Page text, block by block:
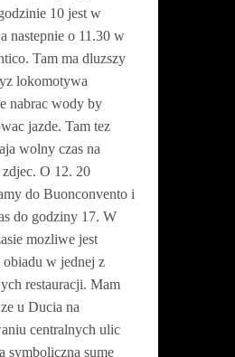
10 jest w
nastepnie o 11.30 w
Tam ma dluzszy
lokomotywa
nabrac wody by
jazde. Tam tez
wolny czas na
O 12. 20
do Buonconvento i
do godziny 17. W
mozliwe jest
obiadu w jednej z
restauracji. Mam
u Ducia na
centralnych ulic
symboliczna sume